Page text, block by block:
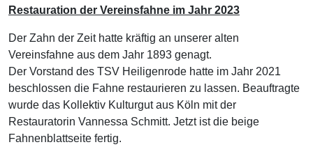
Restauration der Vereinsfahne im Jahr 2023
Der Zahn der Zeit hatte kräftig an unserer alten
Vereinsfahne aus dem Jahr 1893 genagt.
Der Vorstand des TSV Heiligenrode hatte im Jahr 2021
beschlossen die Fahne restaurieren zu lassen. Beauftragte
wurde das Kollektiv Kulturgut aus Köln mit der
Restauratorin Vannessa Schmitt. Jetzt ist die beige
Fahnenblattseite fertig.